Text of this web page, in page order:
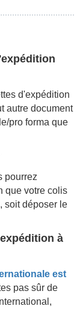
d'expédition
autre document
pro forma que
pourrez
que votre colis
soit déposer le
à
est
pas sûr de